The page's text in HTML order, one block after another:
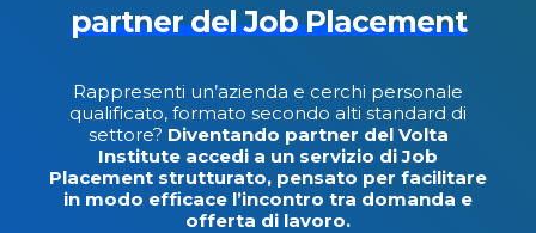
partner del Job Placement
Rappresenti un’azienda e cerchi personale
qualificato, formato secondo alti standard di
settore? Diventando partner del Volta
Institute accedi a un servizio di Job
Placement strutturato, pensato per facilitare
in modo efficace l’incontro tra domanda e
offerta di lavoro.